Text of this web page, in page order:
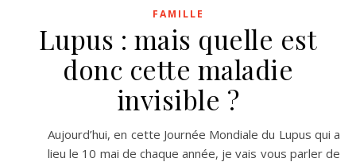
FAMILLE
Lupus : mais quelle est
donc cette maladie
invisible ?
Aujourd’hui, en cette Journée Mondiale du Lupus qui a
lieu le 10 mai de chaque année, je vais vous parler de